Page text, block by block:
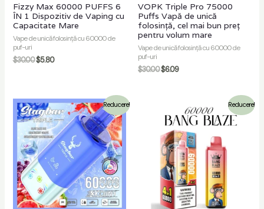
Fizzy Max 60000 PUFFS 6
ÎN 1 Dispozitiv de Vaping cu
Capacitate Mare
Vape de unică folosință cu 60000 de
puf-uri
$30.00$5.80
VOPK Triple Pro 75000
Puffs Vapă de unică
folosință, cel mai bun preț
pentru volum mare
Vape de unică folosință cu 60000 de
puf-uri
$30.00$6.09
Reducere! Reducere!